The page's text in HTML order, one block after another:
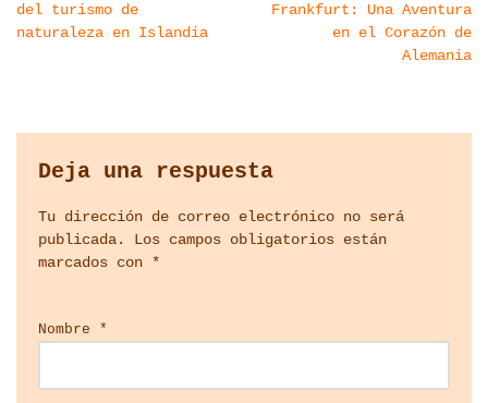
del turismo de
naturaleza en Islandia
Frankfurt: Una Aventura
en el Corazón de
Alemania
Deja una respuesta
Tu dirección de correo electrónico no será
publicada.
Los campos obligatorios están
marcados con *
Nombre *